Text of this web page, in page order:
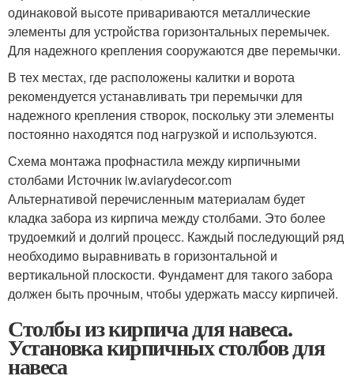
одинаковой высоте привариваются металлические
элементы для устройства горизонтальных перемычек.
Для надежного крепления сооружаются две перемычки.
В тех местах, где расположены калитки и ворота
рекомендуется устанавливать три перемычки для
надежного крепления створок, поскольку эти элементы
постоянно находятся под нагрузкой и используются.
Схема монтажа профнастила между кирпичными
столбами Источник iw.aviarydecor.com
Альтернативой перечисленным материалам будет
кладка забора из кирпича между столбами. Это более
трудоемкий и долгий процесс. Каждый последующий ряд
необходимо выравнивать в горизонтальной и
вертикальной плоскости. Фундамент для такого забора
должен быть прочным, чтобы удержать массу кирпичей.
Столбы из кирпича для навеса.
Установка кирпичных столбов для
навеса